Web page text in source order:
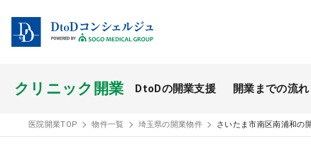
クリニック開業 DtoDの開業支援 開業までの流れ
開業スタイル TOP
医院開業TOP 物件一覧 埼玉県の開業物件 さいたま市南区南浦和の